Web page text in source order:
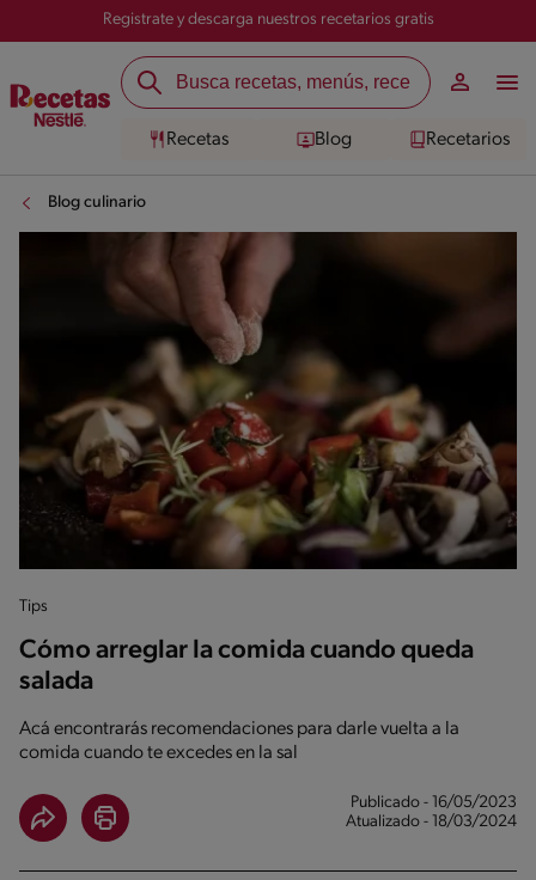
Registrate y descarga nuestros recetarios gratis
Recetas Blog Recetarios
Blog culinario
Tips
Cómo arreglar la comida cuando queda
salada
Acá encontrarás recomendaciones para darle vuelta a la
comida cuando te excedes en la sal
Publicado - 16/05/2023
Atualizado - 18/03/2024